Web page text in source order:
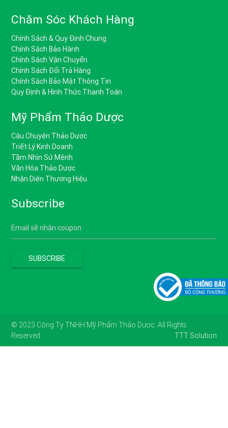
Chăm Sóc Khách Hàng
Chính Sách & Quy Định Chung
Chính Sách Bảo Hành
Chính Sách Vận Chuyển
Chính Sách Đổi Trả Hàng
Chính Sách Bảo Mật Thông Tin
Quy Định & Hình Thức Thanh Toán
Mỹ Phẩm Thảo Dược
Câu Chuyện Thảo Dược
Triết Lý Kinh Doanh
Tầm Nhìn Sứ Mệnh
Văn Hóa Thảo Dược
Nhận Diện Thương Hiệu
Subscribe
© 2023 Công Ty TNHH Mỹ Phẩm Thảo Dược. All Rights
Reserved.
TTT Solution